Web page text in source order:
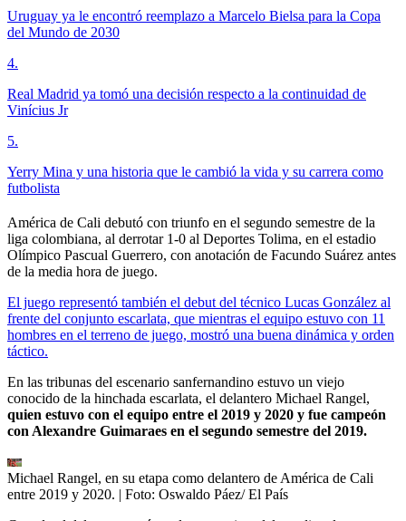
Uruguay ya le encontró reemplazo a Marcelo Bielsa para la Copa
del Mundo de 2030
4.
Real Madrid ya tomó una decisión respecto a la continuidad de
Vinícius Jr
5.
Yerry Mina y una historia que le cambió la vida y su carrera como
futbolista
América de Cali debutó con triunfo en el segundo semestre de la
liga colombiana, al derrotar 1-0 al Deportes Tolima, en el estadio
Olímpico Pascual Guerrero, con anotación de Facundo Suárez antes
de la media hora de juego.
El juego representó también el debut del técnico Lucas González al
frente del conjunto escarlata, que mientras el equipo estuvo con 11
hombres en el terreno de juego, mostró una buena dinámica y orden
táctico.
En las tribunas del escenario sanfernandino estuvo un viejo
conocido de la hinchada escarlata, el delantero Michael Rangel,
quien estuvo con el equipo entre el 2019 y 2020 y fue campeón
con Alexandre Guimaraes en el segundo semestre del 2019.
Michael Rangel, en su etapa como delantero de América de Cali
entre 2019 y 2020. | Foto: Oswaldo Páez/ El País